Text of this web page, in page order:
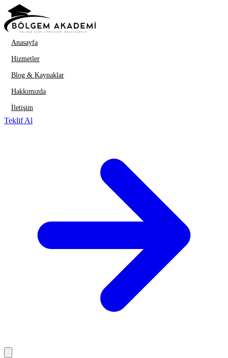
İçeriğe geç
Anasayfa
Hizmetler
Blog & Kaynaklar
Hakkımızda
İletişim
Teklif Al